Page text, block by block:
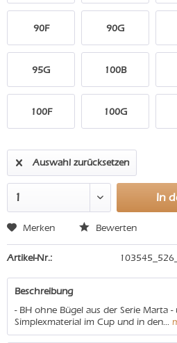
90F 90G
95G 100B
100F 100G
Auswahl zurücksetzen
In
Merken Bewerten
Artikel-Nr.:
Beschreibung
- BH ohne Bügel aus der Serie Marta -
Simplexmaterial im Cup und in den...